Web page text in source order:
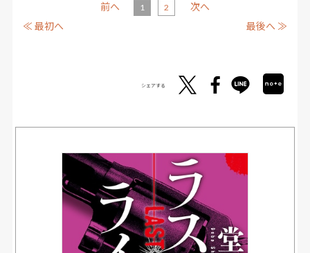
≪ 最初へ
前へ 1 2
次へ
最後へ ≫
シェアする